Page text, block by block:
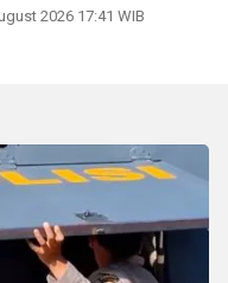
2026 17:41 WIB